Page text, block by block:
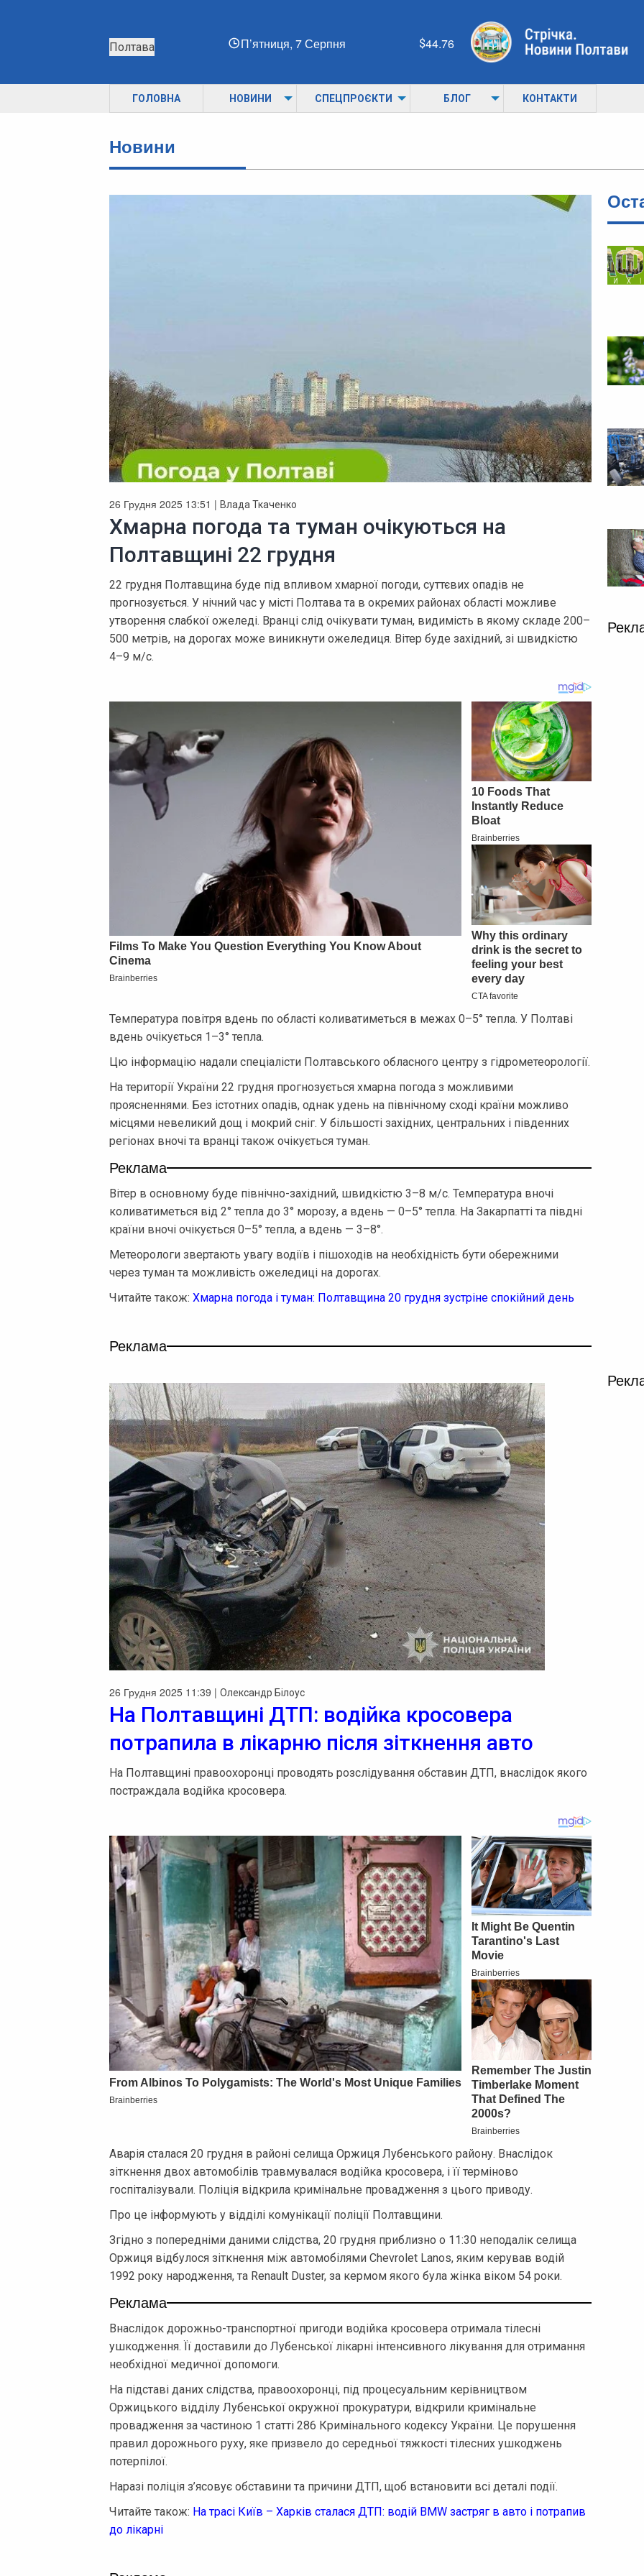
Полтава П’ятниця, 7 Серпня 44.76
ГОЛОВНА НОВИНИ СПЕЦПРОЄКТИ БЛОГ КОНТАКТИ
Новини
26 Грудня 2025 13:51 | Влада Ткаченко
Хмарна погода та туман очікуються на
Полтавщині 22 грудня
22 грудня Полтавщина буде під впливом хмарної погоди, суттєвих опадів не
прогнозується. У нічний час у місті Полтава та в окремих районах області можливе
утворення слабкої ожеледі. Вранці слід очікувати туман, видимість в якому складе 200–
500 метрів, на дорогах може виникнути ожеледиця. Вітер буде західний, зі швидкістю
4–9 м/с.
Температура повітря вдень по області коливатиметься в межах 0–5° тепла. У Полтаві
вдень очікується 1–3° тепла.
Цю інформацію надали спеціалісти Полтавського обласного центру з гідрометеорології.
На території України 22 грудня прогнозується хмарна погода з можливими
проясненнями. Без істотних опадів, однак удень на північному сході країни можливо
місцями невеликий дощ і мокрий сніг. У більшості західних, центральних і південних
регіонах вночі та вранці також очікується туман.
Реклама
Вітер в основному буде північно-західний, швидкістю 3–8 м/с. Температура вночі
коливатиметься від 2° тепла до 3° морозу, а вдень — 0–5° тепла. На Закарпатті та півдні
країни вночі очікується 0–5° тепла, а вдень — 3–8°.
Метеорологи звертають увагу водіїв і пішоходів на необхідність бути обережними
через туман та можливість ожеледиці на дорогах.
Читайте також: Хмарна погода і туман: Полтавщина 20 грудня зустріне спокійний день
Реклама
26 Грудня 2025 11:39 | Олександр Білоус
На Полтавщині ДТП: водійка кросовера
потрапила в лікарню після зіткнення авто
На Полтавщині правоохоронці проводять розслідування обставин ДТП, внаслідок якого
постраждала водійка кросовера.
Аварія сталася 20 грудня в районі селища Оржиця Лубенського району. Внаслідок
зіткнення двох автомобілів травмувалася водійка кросовера, і її терміново
госпіталізували. Поліція відкрила кримінальне провадження з цього приводу.
Про це інформують у відділі комунікації поліції Полтавщини.
Згідно з попередніми даними слідства, 20 грудня приблизно о 11:30 неподалік селища
Оржиця відбулося зіткнення між автомобілями Chevrolet Lanos, яким керував водій
1992 року народження, та Renault Duster, за кермом якого була жінка віком 54 роки.
Реклама
Внаслідок дорожньо-транспортної пригоди водійка кросовера отримала тілесні
ушкодження. Її доставили до Лубенської лікарні інтенсивного лікування для отримання
необхідної медичної допомоги.
На підставі даних слідства, правоохоронці, під процесуальним керівництвом
Оржицького відділу Лубенської окружної прокуратури, відкрили кримінальне
провадження за частиною 1 статті 286 Кримінального кодексу України. Це порушення
правил дорожнього руху, яке призвело до середньої тяжкості тілесних ушкоджень
потерпілої.
Наразі поліція з’ясовує обставини та причини ДТП, щоб встановити всі деталі події.
Читайте також: На трасі Київ – Харків сталася ДТП: водій BMW застряг в авто і потрапив
до лікарні